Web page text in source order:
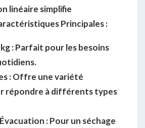
linéaire simplifie
Principales :
:Parfait pour les besoins
:Offre une variété
répondre à différents types
:Pour un séchage